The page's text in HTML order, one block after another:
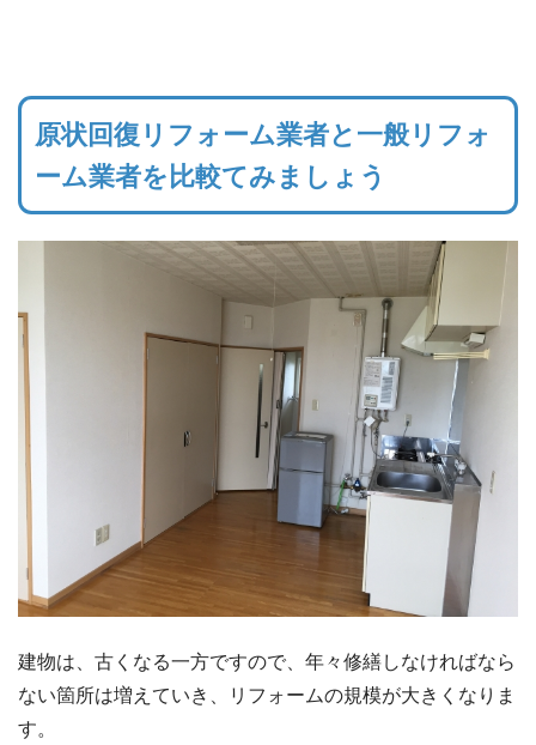
原状回復リフォーム業者と一般リフォ
ーム業者を比較てみましょう
建物は、古くなる一方ですので、年々修繕しなければなら
ない箇所は増えていき、リフォームの規模が大きくなりま
す。